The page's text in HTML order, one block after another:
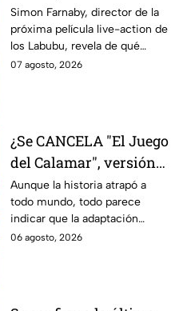
Labubu: de qué tratará
y cuándo se estrena
Simon Farnaby, director de la
próxima película live-action de
los Labubu, revela de qué
tratará la cinta. Aquí te
07 agosto, 2026
¿Se CANCELA "El Juego
del Calamar", versión
Estados Unidos? Esto
es lo que se sabe al
momento
Aunque la historia atrapó a
todo mundo, todo parece
indicar que la adaptación
podría ser cancelada:
06 agosto, 2026